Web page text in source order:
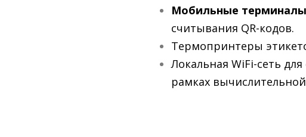
Мобильные терминалы
считывания QR-кодов.
Термопринтеры
Локальная WiFi-сеть
рамках